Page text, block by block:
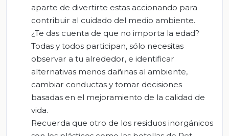
aparte de divertirte estas accionando para
contribuir al cuidado del medio ambiente.
¿Te das cuenta de que no importa la edad?
Todas y todos participan, sólo necesitas
observar a tu alrededor, e identificar
alternativas menos dañinas al ambiente,
cambiar conductas y tomar decisiones
basadas en el mejoramiento de la calidad de
vida.
Recuerda que otro de los residuos inorgánicos